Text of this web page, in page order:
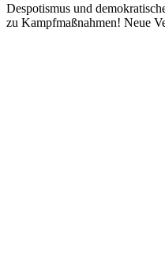
Despotismus und
zu Kampfmaßnahmen! Neue